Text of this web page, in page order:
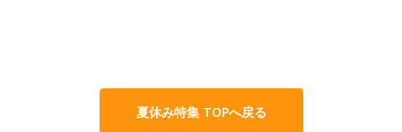
夏休み特集 TOPへ戻る